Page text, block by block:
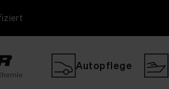
Autopflege